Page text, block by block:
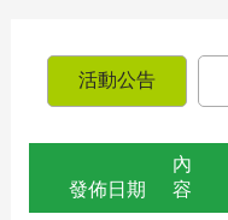
活動公告
發佈日期
內
容